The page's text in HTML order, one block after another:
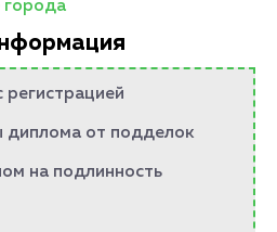
города
регистрацией
диплома от подделок
на подлинность